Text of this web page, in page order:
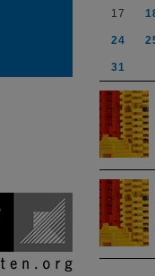
17
24
31